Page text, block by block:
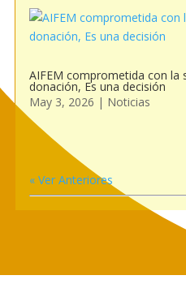
AIFEM comprometida con la
donación, Es una decisión
May 3, 2026 | Noticias
« Ver Anteriores